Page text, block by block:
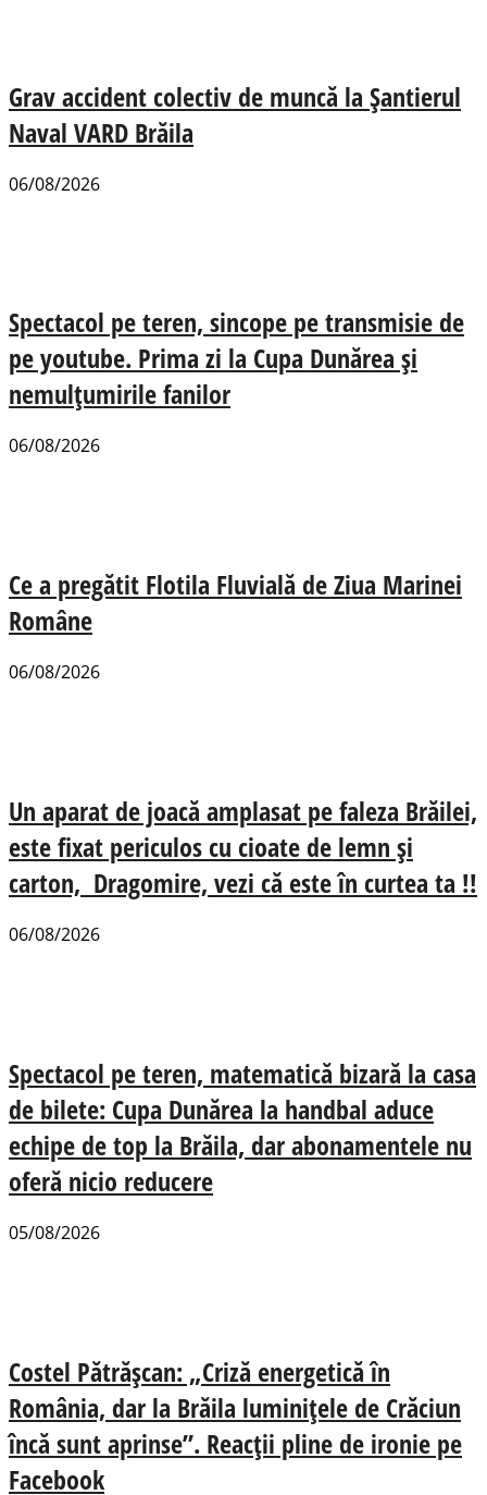
Grav accident colectiv de muncă la Șantierul
Naval VARD Brăila
06/08/2026
Spectacol pe teren, sincope pe transmisie de
pe youtube. Prima zi la Cupa Dunărea și
nemulțumirile fanilor
06/08/2026
Ce a pregătit Flotila Fluvială de Ziua Marinei
Române
06/08/2026
Un aparat de joacă amplasat pe faleza Brăilei,
este fixat periculos cu cioate de lemn și
carton, Dragomire, vezi că este în curtea ta !!
06/08/2026
Spectacol pe teren, matematică bizară la casa
de bilete: Cupa Dunărea la handbal aduce
echipe de top la Brăila, dar abonamentele nu
oferă nicio reducere
05/08/2026
Costel Pătrășcan: „Criză energetică în
România, dar la Brăila luminițele de Crăciun
încă sunt aprinse”. Reacții pline de ironie pe
Facebook